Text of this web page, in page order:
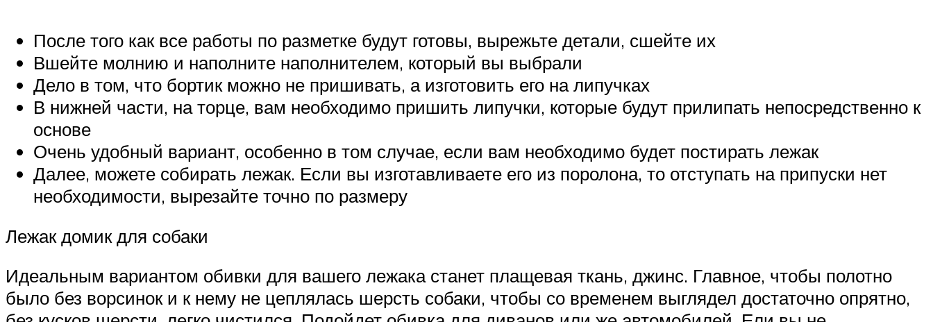
После того как все работы по разметке будут готовы, вырежьте детали, сшейте их
Вшейте молнию и наполните наполнителем, который вы выбрали
Дело в том, что бортик можно не пришивать, а изготовить его на липучках
В нижней части, на торце, вам необходимо пришить липучки, которые будут прилипать непосредственно к
основе
Очень удобный вариант, особенно в том случае, если вам необходимо будет постирать лежак
Далее, можете собирать лежак. Если вы изготавливаете его из поролона, то отступать на припуски нет
необходимости, вырезайте точно по размеру
Лежак домик для собаки
Идеальным вариантом обивки для вашего лежака станет плащевая ткань, джинс. Главное, чтобы полотно
было без ворсинок и к нему не цеплялась шерсть собаки, чтобы со временем выглядел достаточно опрятно,